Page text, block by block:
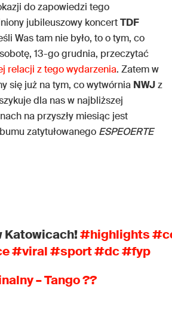
do zapowiedzi tego
jubileuszowy koncertTDF
Was tam nie było, to o tym, co
13-go grudnia, przeczytać
relacji z tego wydarzenia. Zatem w
się już na tym, co wytwórnia NWJz
dla nas w najbliższej
na przyszły miesiąc jest
zatytułowanego ESPEOERTE
Katowicach!#highlights
#viral#sport#dc#fyp
– Tango ??